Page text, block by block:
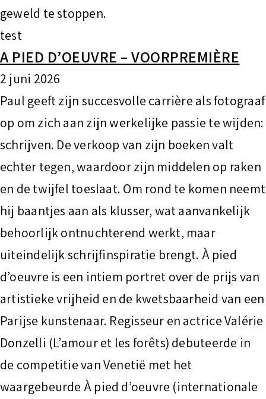
geweld te stoppen.
test
A PIED D’OEUVRE – VOORPREMIÈRE
2 juni 2026
Paul geeft zijn succesvolle carrière als fotograaf
op om zich aan zijn werkelijke passie te wijden:
schrijven. De verkoop van zijn boeken valt
echter tegen, waardoor zijn middelen op raken
en de twijfel toeslaat. Om rond te komen neemt
hij baantjes aan als klusser, wat aanvankelijk
behoorlijk ontnuchterend werkt, maar
uiteindelijk schrijfinspiratie brengt. À pied
d’oeuvre is een intiem portret over de prijs van
artistieke vrijheid en de kwetsbaarheid van een
Parijse kunstenaar. Regisseur en actrice Valérie
Donzelli (L’amour et les forêts) debuteerde in
de competitie van Venetië met het
waargebeurde À pied d’oeuvre (internationale